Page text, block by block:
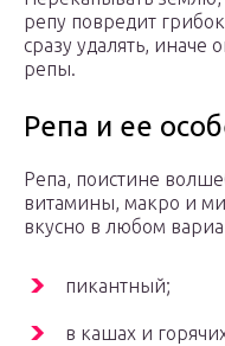
репу повредит
сразу удалять, иначе
репы.
Репа и ее
Репа, поистине
витамины, макро и
вкусно в любом
пикантный;
в кашах и